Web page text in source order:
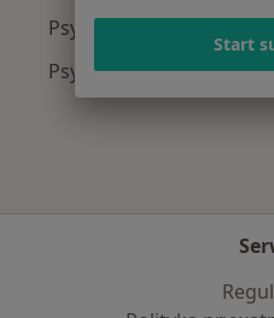
Psycholodzy z Enel-med
Psycholodzy z POLMED
Start